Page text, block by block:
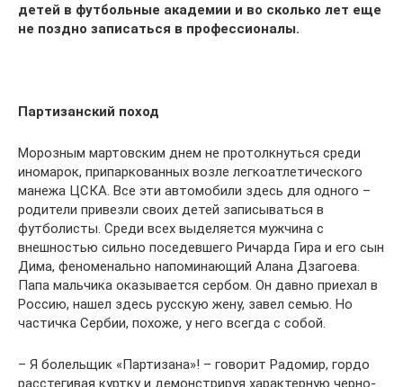
детей в футбольные академии и во сколько лет еще
не поздно записаться в профессионалы.
Партизанский поход
Морозным мартовским днем не протолкнуться среди
иномарок, припаркованных возле легкоатлетического
манежа ЦСКА. Все эти автомобили здесь для одного –
родители привезли своих детей записываться в
футболисты. Среди всех выделяется мужчина с
внешностью сильно поседевшего Ричарда Гира и его сын
Дима, феноменально напоминающий Алана Дзагоева.
Папа мальчика оказывается сербом. Он давно приехал в
Россию, нашел здесь русскую жену, завел семью. Но
частичка Сербии, похоже, у него всегда с собой.
– Я болельщик «Партизана»! – говорит Радомир, гордо
расстегивая куртку и демонстрируя характерную черно-